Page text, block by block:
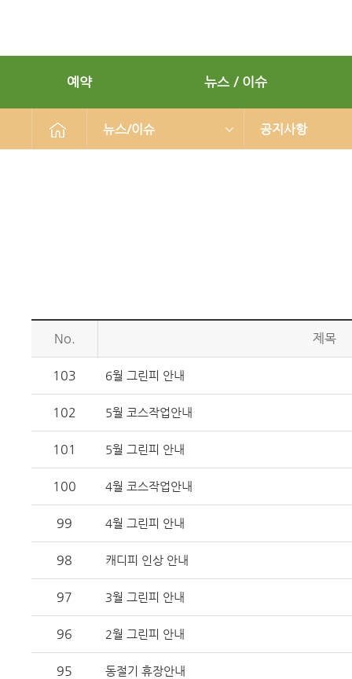
예약 뉴스 / 이슈
뉴스/이슈 공지사항
No. 제목
103 6월 그린피 안내
102 5월 코스작업안내
101 5월 그린피 안내
100 4월 코스작업안내
99 4월 그린피 안내
98 캐디피 인상 안내
97 3월 그린피 안내
96 2월 그린피 안내
95 동절기 휴장안내